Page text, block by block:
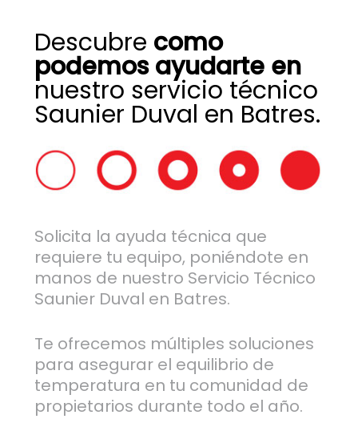
Descubre como
podemos ayudarte en
nuestro servicio técnico
Saunier Duval en Batres.
Solicita la ayuda técnica que
requiere tu equipo, poniéndote en
manos de nuestro Servicio Técnico
Saunier Duval en Batres.
Te ofrecemos múltiples soluciones
para asegurar el equilibrio de
temperatura en tu comunidad de
propietarios durante todo el año.